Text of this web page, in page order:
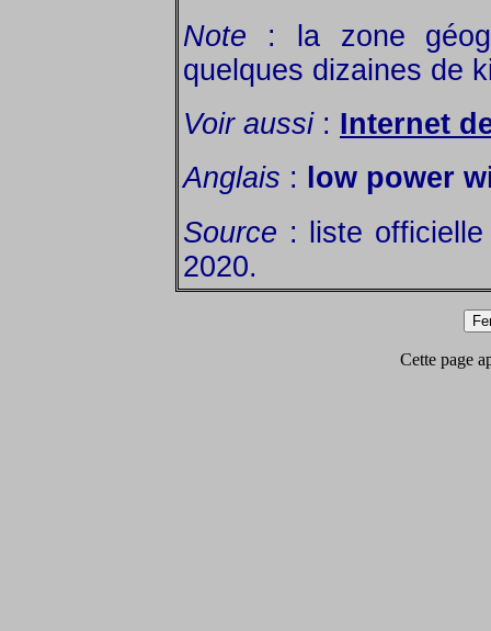
Note : la zone
quelques dizaines de
Voir aussi: Internet
Anglais :
low power
Source : liste
2020.
Cette page